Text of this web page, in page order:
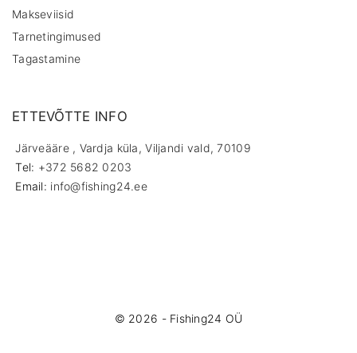
Makseviisid
Tarnetingimused
Tagastamine
ETTEVÕTTE INFO
Järveääre , Vardja küla, Viljandi vald, 70109
Tel: +372 5682 0203
Email: info@fishing24.ee
© 2026 - Fishing24 OÜ